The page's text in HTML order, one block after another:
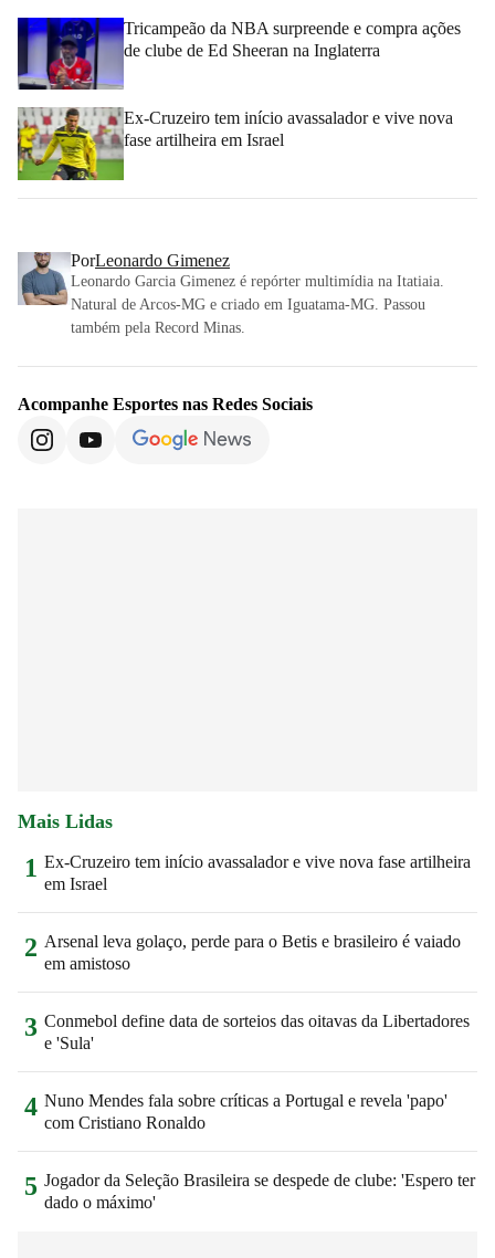
Tricampeão da NBA surpreende e compra ações
de clube de Ed Sheeran na Inglaterra
Ex-Cruzeiro tem início avassalador e vive nova
fase artilheira em Israel
PorLeonardo Gimenez
Leonardo Garcia Gimenez é repórter multimídia na Itatiaia.
Natural de Arcos-MG e criado em Iguatama-MG. Passou
também pela Record Minas.
Acompanhe Esportes nas Redes Sociais
Mais Lidas
1 Ex-Cruzeiro tem início avassalador e vive nova fase artilheira
em Israel
2 Arsenal leva golaço, perde para o Betis e brasileiro é vaiado
em amistoso
3 Conmebol define data de sorteios das oitavas da Libertadores
e 'Sula'
4 Nuno Mendes fala sobre críticas a Portugal e revela 'papo'
com Cristiano Ronaldo
5 Jogador da Seleção Brasileira se despede de clube: 'Espero ter
dado o máximo'